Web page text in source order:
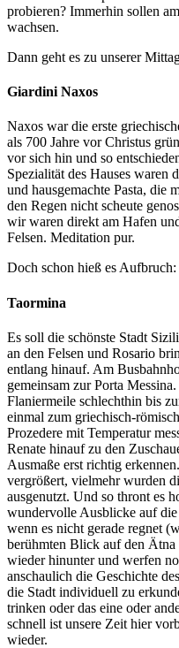
probieren? Immerhin sollen
wachsen.
Dann geht es zu unserer
Giardini Naxos
Naxos war die erste
als 700 Jahre vor Christus
vor sich hin und so
Spezialität des Hauses waren
und hausgemachte Pasta, die
den Regen nicht scheute
wir waren direkt am Hafen
Felsen. Meditation pur.
Doch schon hieß es
Taormina
Es soll die schönste Stadt
an den Felsen und Rosario
entlang hinauf. Am
gemeinsam zur Porta
Flaniermeile schlechthin bis
einmal zum griechisch-
Prozedere mit Temperatur
Renate hinauf zu den
Ausmaße erst richtig
vergrößert, vielmehr wurden
ausgenutzt. Und so thront es
wundervolle Ausblicke auf
wenn es nicht gerade regnet
berühmten Blick auf den Ätna
wieder hinunter und werfen
anschaulich die Geschichte
die Stadt individuell zu
trinken oder das eine oder
schnell ist unsere Zeit hier
wieder.